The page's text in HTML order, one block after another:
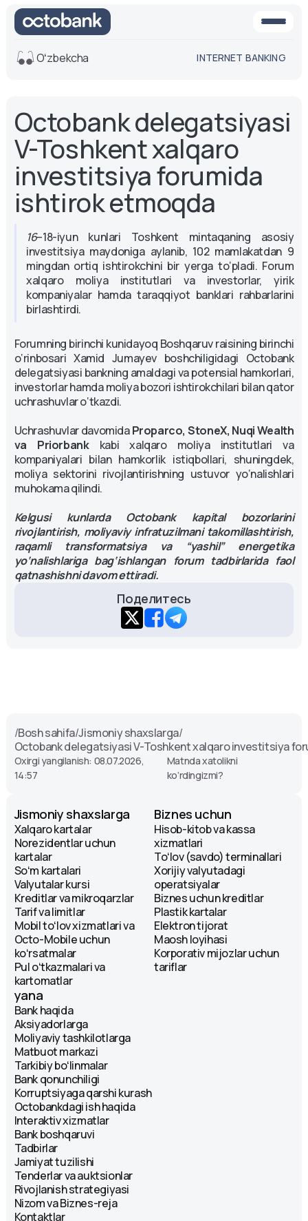
O'rta
versiya
Oq-qora
versiya
Ovoz
Matn o'lchami
Aa -
Aa
Aa +
Oʻzbekcha INTERNET BANKING
Octobank delegatsiyasi
V-Toshkent xalqaro
investitsiya forumida
ishtirok etmoqda
16–18-iyun kunlari Toshkent mintaqaning asosiy
investitsiya maydoniga aylanib, 102 mamlakatdan 9
mingdan ortiq ishtirokchini bir yerga to‘pladi. Forum
xalqaro moliya institutlari va investorlar, yirik
kompaniyalar hamda taraqqiyot banklari rahbarlarini
birlashtirdi.
Forumning birinchi kunidayoq Boshqaruv raisining birinchi
o‘rinbosari Xamid Jumayev boshchiligidagi Octobank
delegatsiyasi bankning amaldagi va potensial hamkorlari,
investorlar hamda moliya bozori ishtirokchilari bilan qator
uchrashuvlar o‘tkazdi.
Uchrashuvlar davomidaProparco, StoneX, Nuqi Wealth
va Priorbankkabi xalqaro moliya institutlari va
kompaniyalari bilan hamkorlik istiqbollari, shuningdek,
moliya sektorini rivojlantirishning ustuvor yo‘nalishlari
muhokama qilindi.
Kelgusi kunlarda Octobank kapital bozorlarini
rivojlantirish, moliyaviy infratuzilmani takomillashtirish,
raqamli transformatsiya va “yashil” energetika
yo‘nalishlariga bag‘ishlangan forum tadbirlarida faol
qatnashishni davom ettiradi.
Поделитесь
/Bosh sahifa/Jismoniy shaxslarga/
Octobank delegatsiyasi V-Toshkent xalqaro investitsiya
Oxirgi yangilanish: 08.07.2026,
14:57
Matnda xatolikni
ko‘rdingizmi?
Jismoniy shaxslarga
Xalqaro kartalar
Norezidentlar uchun
kartalar
Soʻm kartalari
Valyutalar kursi
Kreditlar va mikroqarzlar
Tarif va limitlar
Mobil toʻlov xizmatlari va
Octo-Mobile uchun
koʻrsatmalar
Pul oʻtkazmalari va
kartomatlar
Biznes uchun
Hisob-kitob va kassa
xizmatlari
Toʻlov (savdo) terminallari
Xorijiy valyutadagi
operatsiyalar
Biznes uchun kreditlar
Plastik kartalar
Elektron tijorat
Maosh loyihasi
Korporativ mijozlar uchun
tariflar
yana
Bank haqida
Aksiyadorlarga
Moliyaviy tashkilotlarga
Matbuot markazi
Tarkibiy boʻlinmalar
Bank qonunchiligi
Korruptsiyaga qarshi kurash
Octobankdagi ish haqida
Interaktiv xizmatlar
Bank boshqaruvi
Tadbirlar
Jamiyat tuzilishi
Tenderlar va auktsionlar
Rivojlanish strategiyasi
Nizom va Biznes-reja
Kontaktlar